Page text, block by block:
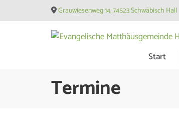
to
Grauwiesenweg 14, 74523 Schwäbisch Hall
Evangelische Start
Termine